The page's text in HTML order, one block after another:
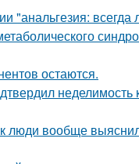
всегда
остаются.
неделимость
люди вообще